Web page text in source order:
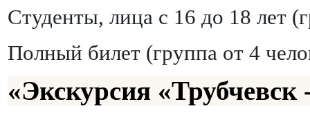
Студенты, лица с 16 до 18 лет
Полный билет (группа от 4
«Экскурсия «Трубчевск